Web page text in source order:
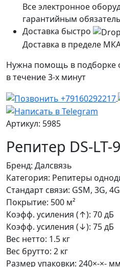
Все электронное
гарантийным
Доставка быстро
Доставка в пределе
Нужна помощь в подборке
в течение 3-х минут
Артикул: 5985
Репитер DS-LT-
Бренд: Далсвязь
Категория: Репитеры
Стандарт связи: GSM, 3G, 4G
Покрытие: 500 м²
Коэфф. усиления (↑): 70 дБ
Коэфф. усиления (↓): 75 дБ
Вес нетто: 1.5 кг
Вес брутто: 2 кг
Размер упаковки: 240×-×- мм